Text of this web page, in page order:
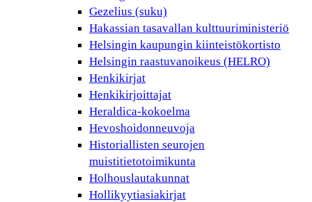
Gezelius (suku)
Hakassian tasavallan kulttuuriministeriö
Helsingin kaupungin kiinteistökortisto
Helsingin raastuvanoikeus (HELRO)
Henkikirjat
Henkikirjoittajat
Heraldica-kokoelma
Hevoshoidonneuvoja
Historiallisten seurojen
muistitietotoimikunta
Holhouslautakunnat
Hollikyytiasiakirjat